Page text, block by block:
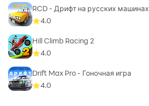
RCD - Дрифт на русских машинах
4.0
Hill Climb Racing 2
4.0
Drift Max Pro - Гоночная игра
4.0